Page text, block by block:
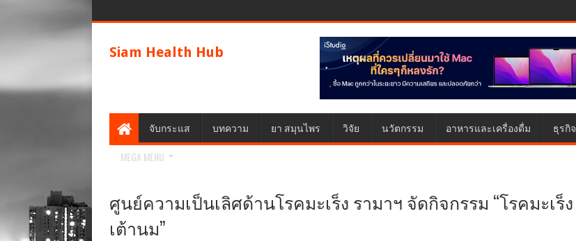
Siam Health Hub
จับกระแส บทความ ยา สมุนไพร วิจัย นวัตกรรม อาหารและเครื่องดื่ม ธุรกิจ
MEGA MENU
ศูนย์ความเป็นเลิศด้านโรคมะเร็ง รามาฯ จัดกิจกรรม “โรคมะเร็ง
เต้านม”